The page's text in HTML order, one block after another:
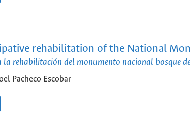
rehabilitation of the National
rehabilitación del monumento nacional bosque
Pacheco Escobar